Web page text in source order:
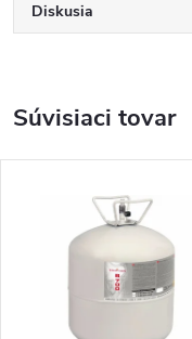
Diskusia
Súvisiaci tovar